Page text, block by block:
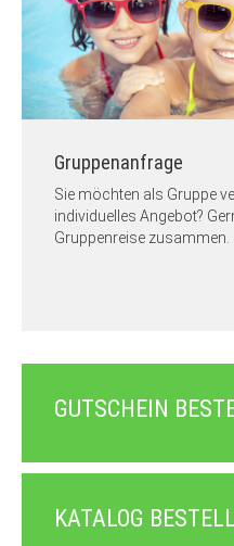
Gruppenanfrage
Sie möchten als Gruppe
individuelles Angebot?
Gruppenreise zusammen.
GUTSCHEIN
KATALOG